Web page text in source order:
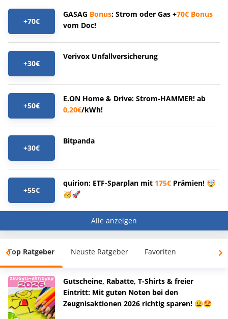
+70€
GASAG Bonus: Strom oder Gas +70€ Bonus
vom Doc!
+30€
Verivox Unfallversicherung
+50€
E.ON Home & Drive: Strom-HAMMER! ab
0,20€/kWh!
+30€
Bitpanda
+55€
quirion: ETF-Sparplan mit 175€ Prämien! 🤯
🥳🚀
Alle anzeigen
Top Ratgeber Neuste Ratgeber Favoriten
Gutscheine, Rabatte, T-Shirts & freier
Eintritt: Mit guten Noten bei den
Zeugnisaktionen 2026 richtig sparen! 😀🤩